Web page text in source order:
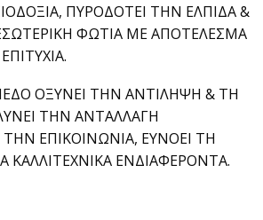
ΠΥΡΟΔΟΤΕΙ ΤΗΝ ΕΛΠΙΔΑ &
ΦΩΤΙΑ ΜΕ ΑΠΟΤΕΛΕΣΜΑ
ΟΞΥΝΕΙ ΤΗΝ ΑΝΤΙΛΗΨΗ & ΤΗ
ΤΗΝ ΑΝΤΑΛΛΑΓΗ
ΕΠΙΚΟΙΝΩΝΙΑ, ΕΥΝΟΕΙ ΤΗ
ΚΑΛΛΙΤΕΧΝΙΚΑ ΕΝΔΙΑΦΕΡΟΝΤΑ.